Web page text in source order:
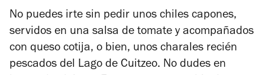
No puedes irte sin pedir unos chiles capones,
servidos en una salsa de tomate y acompañados
con queso cotija, o bien, unos charales recién
pescados del Lago de Cuitzeo. No dudes en